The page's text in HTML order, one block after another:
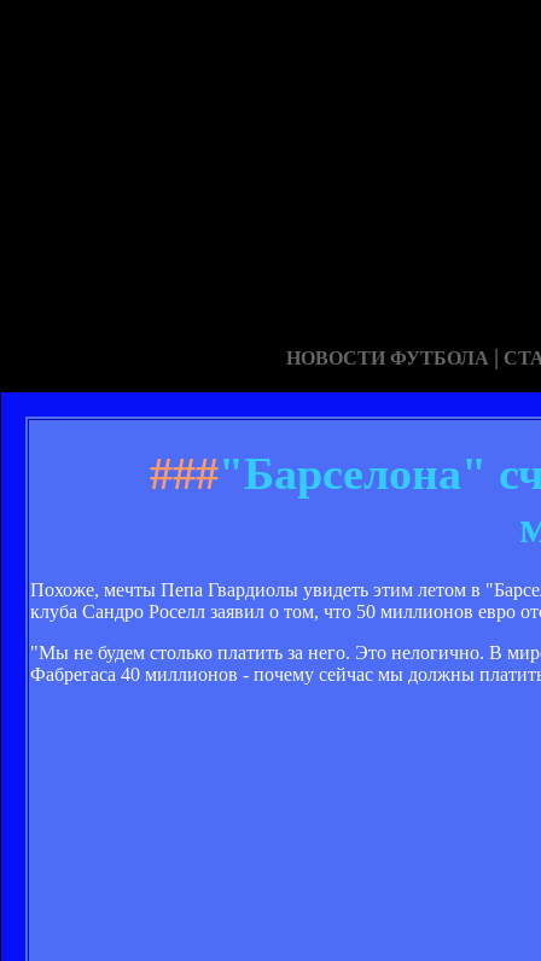
НОВОСТИ ФУТБОЛА |
###"Барселона"
Похоже, мечты Пепа Гвардиолы увидеть этим летом в
клуба Сандро Роселл заявил о том, что 50 миллионов евро
"Мы не будем столько платить за него. Это нелогично. В
Фабрегаса 40 миллионов - почему сейчас мы должны